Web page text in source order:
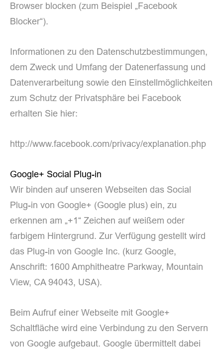
Browser blocken (zum Beispiel „Facebook
Blocker“).
Informationen zu den Datenschutzbestimmungen,
dem Zweck und Umfang der Datenerfassung und
Datenverarbeitung sowie den Einstellmöglichkeiten
zum Schutz der Privatsphäre bei Facebook
erhalten Sie hier:
http://www.facebook.com/privacy/explanation.php
Google+ Social Plug-in
Wir binden auf unseren Webseiten das Social
Plug-in von Google+ (Google plus) ein, zu
erkennen am „+1“ Zeichen auf weißem oder
farbigem Hintergrund. Zur Verfügung gestellt wird
das Plug-in von Google Inc. (kurz Google,
Anschrift: 1600 Amphitheatre Parkway, Mountain
View, CA 94043, USA).
Beim Aufruf einer Webseite mit Google+
Schaltfläche wird eine Verbindung zu den Servern
von Google aufgebaut. Google übermittelt dabei